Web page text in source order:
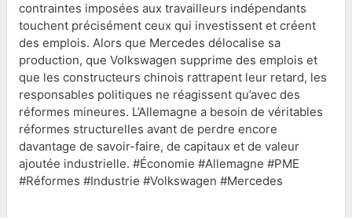
contraintes imposées aux travailleurs indépendants
touchent précisément ceux qui investissent et créent
des emplois. Alors que Mercedes délocalise sa
production, que Volkswagen supprime des emplois et
que les constructeurs chinois rattrapent leur retard, les
responsables politiques ne réagissent qu’avec des
réformes mineures. L’Allemagne a besoin de véritables
réformes structurelles avant de perdre encore
davantage de savoir-faire, de capitaux et de valeur
ajoutée industrielle. #Économie #Allemagne #PME
#Réformes #Industrie #Volkswagen #Mercedes